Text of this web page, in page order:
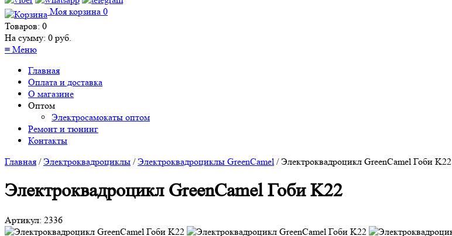
Моя корзина 0
Товаров: 0
На сумму: 0 руб.
≡ Меню
Главная
Оплата и доставка
О магазине
Оптом
Электросамокаты оптом
Ремонт и тюнинг
Контакты
Главная /Электроквадроциклы /Электроквадроциклы GreenCamel/Электроквадроцикл GreenCamel Гоби K22
Электроквадроцикл GreenCamel Гоби K22
Артикул: 2336